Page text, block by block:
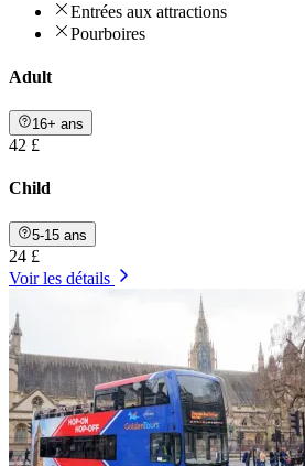
Entrées aux attractions
Pourboires
Adult
16+ ans
42 £
Child
5-15 ans
24 £
Voir les détails